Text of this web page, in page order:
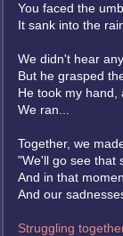
You faced the
It sank into the
We didn't hear
But he grasped
He took my hand,
We ran...
Together, we
"We'll go see that
And in that
And our
Struggling